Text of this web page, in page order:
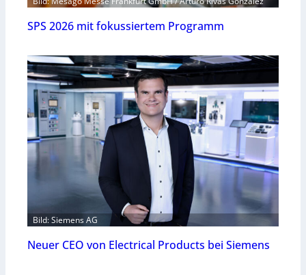
SPS 2026 mit fokussiertem Programm
Bild: Siemens AG
Neuer CEO von Electrical Products bei Siemens